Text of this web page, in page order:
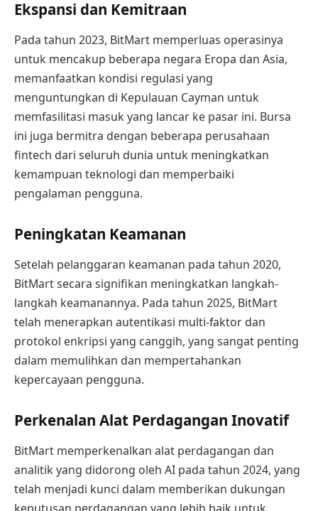
Ekspansi dan Kemitraan
Pada tahun 2023, BitMart memperluas operasinya
untuk mencakup beberapa negara Eropa dan Asia,
memanfaatkan kondisi regulasi yang
menguntungkan di Kepulauan Cayman untuk
memfasilitasi masuk yang lancar ke pasar ini. Bursa
ini juga bermitra dengan beberapa perusahaan
fintech dari seluruh dunia untuk meningkatkan
kemampuan teknologi dan memperbaiki
pengalaman pengguna.
Peningkatan Keamanan
Setelah pelanggaran keamanan pada tahun 2020,
BitMart secara signifikan meningkatkan langkah-
langkah keamanannya. Pada tahun 2025, BitMart
telah menerapkan autentikasi multi-faktor dan
protokol enkripsi yang canggih, yang sangat penting
dalam memulihkan dan mempertahankan
kepercayaan pengguna.
Perkenalan Alat Perdagangan Inovatif
BitMart memperkenalkan alat perdagangan dan
analitik yang didorong oleh AI pada tahun 2024, yang
telah menjadi kunci dalam memberikan dukungan